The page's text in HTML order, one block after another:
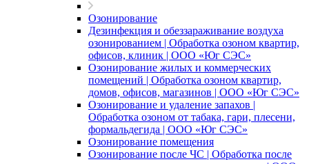
Озонирование
Дезинфекция и обеззараживание воздуха
озонированием | Обработка озоном квартир,
офисов, клиник | ООО «Юг СЭС»
Озонирование жилых и коммерческих
помещений | Обработка озоном квартир,
домов, офисов, магазинов | ООО «Юг СЭС»
Озонирование и удаление запахов |
Обработка озоном от табака, гари, плесени,
формальдегида | ООО «Юг СЭС»
Озонирование помещения
Озонирование после ЧС | Обработка после